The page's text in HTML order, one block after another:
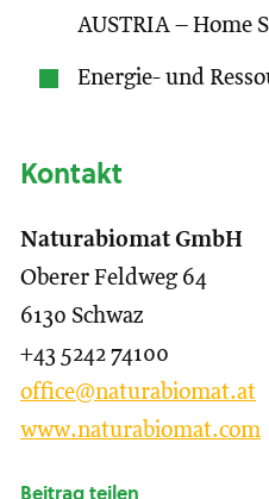
AUSTRIA – Home
Energie- und
Kontakt
Naturabiomat GmbH
Oberer Feldweg 64
6130 Schwaz
+43 5242 74100
office@naturabiomat.at
www.naturabiomat.com
Beitrag teilen